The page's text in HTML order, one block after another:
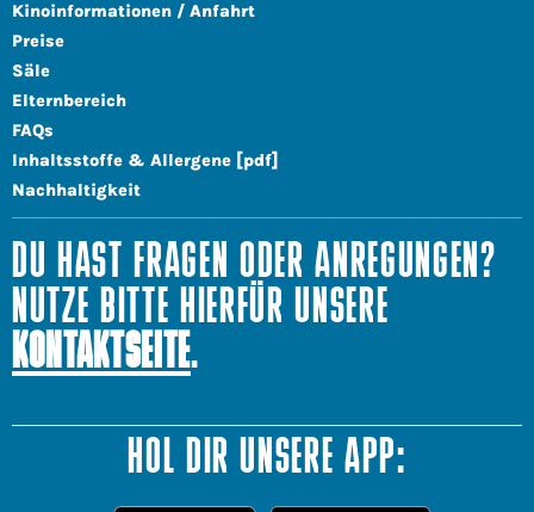
Kinoinformationen / Anfahrt
Preise
Säle
Elternbereich
FAQs
Inhaltsstoffe & Allergene [pdf]
Nachhaltigkeit
DU HAST FRAGEN ODER ANREGUNGEN?
NUTZE BITTE HIERFÜR UNSERE
KONTAKTSEITE.
HOL DIR UNSERE APP: